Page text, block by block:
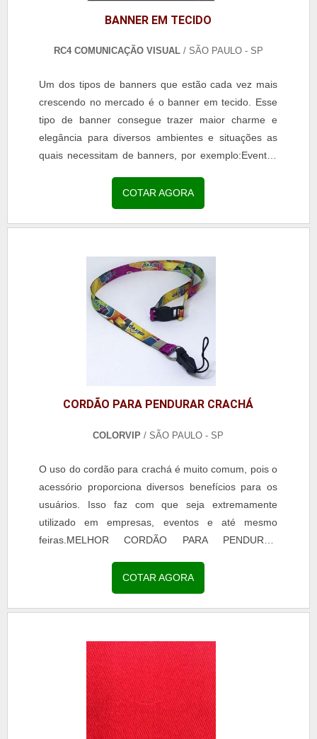
BANNER EM TECIDO
RC4 COMUNICAÇÃO VISUAL/ SÃO PAULO - SP
Um dos tipos de banners que estão cada vez mais
crescendo no mercado é o banner em tecido. Esse
tipo de banner consegue trazer maior charme e
elegância para diversos ambientes e situações as
quais necessitam de banners, por exemplo:Eventos
COTAR AGORA
CORDÃO PARA PENDURAR CRACHÁ
COLORVIP / SÃO PAULO - SP
O uso do cordão para crachá é muito comum, pois o
acessório proporciona diversos benefícios para os
usuários. Isso faz com que seja extremamente
utilizado em empresas, eventos e até mesmo
feiras.MELHOR CORDÃO PARA PENDURAR
diferentes cores, em preto e branco ou colorido. A
espessura também pode variar de acordo com o
modelo escolhido, característica que faz com que
para crachás: Pode ser confeccionado .
COTAR AGORA